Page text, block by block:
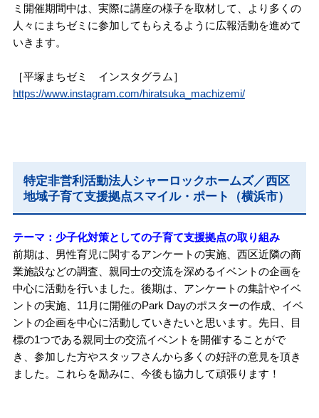
ミ開催期間中は、実際に講座の様子を取材して、より多くの
人々にまちゼミに参加してもらえるように広報活動を進めて
いきます。
［平塚まちゼミ インスタグラム］
https://www.instagram.com/hiratsuka_machizemi/
特定非営利活動法人シャーロックホームズ／西区
地域子育て支援拠点スマイル・ポート（横浜市）
テーマ：少子化対策としての子育て支援拠点の取り組み
前期は、男性育児に関するアンケートの実施、西区近隣の商
業施設などの調査、親同士の交流を深めるイベントの企画を
中心に活動を行いました。後期は、アンケートの集計やイベ
ントの実施、11月に開催のPark Dayのポスターの作成、イベ
ントの企画を中心に活動していきたいと思います。先日、目
標の1つである親同士の交流イベントを開催することがで
き、参加した方やスタッフさんから多くの好評の意見を頂き
ました。これらを励みに、今後も協力して頑張ります！